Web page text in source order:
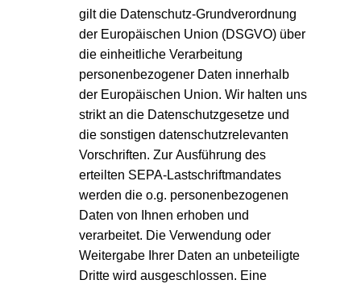
gilt die Datenschutz-Grundverordnung
der Europäischen Union (DSGVO) über
die einheitliche Verarbeitung
personenbezogener Daten innerhalb
der Europäischen Union. Wir halten uns
strikt an die Datenschutzgesetze und
die sonstigen datenschutzrelevanten
Vorschriften. Zur Ausführung des
erteilten SEPA-Lastschriftmandates
werden die o.g. personenbezogenen
Daten von Ihnen erhoben und
verarbeitet. Die Verwendung oder
Weitergabe Ihrer Daten an unbeteiligte
Dritte wird ausgeschlossen. Eine